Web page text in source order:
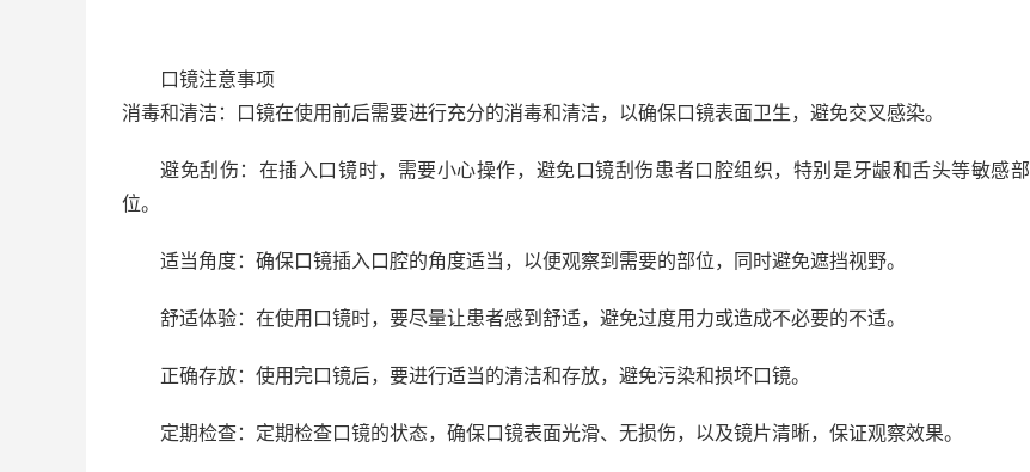
口镜注意事项
消毒和清洁：口镜在使用前后需要进行充分的消毒和清洁，以确保口镜表面卫生，避免交叉感染。
避免刮伤：在插入口镜时，需要小心操作，避免口镜刮伤患者口腔组织，特别是牙龈和舌头等敏感部
位。
适当角度：确保口镜插入口腔的角度适当，以便观察到需要的部位，同时避免遮挡视野。
舒适体验：在使用口镜时，要尽量让患者感到舒适，避免过度用力或造成不必要的不适。
正确存放：使用完口镜后，要进行适当的清洁和存放，避免污染和损坏口镜。
定期检查：定期检查口镜的状态，确保口镜表面光滑、无损伤，以及镜片清晰，保证观察效果。